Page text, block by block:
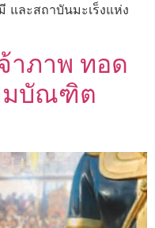
ละสถาบันมะเร็งแห่ง
าภาพ ทอด
มบัณฑิต